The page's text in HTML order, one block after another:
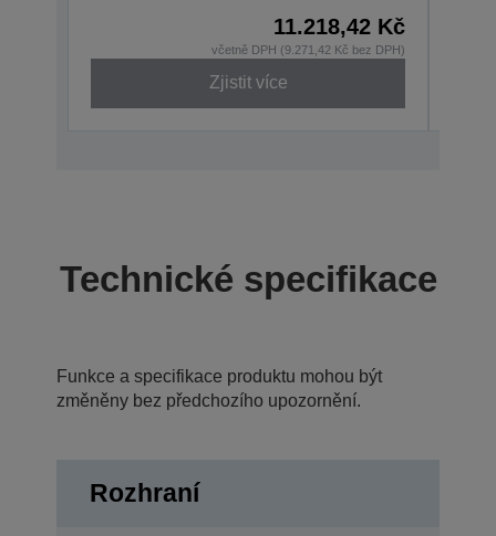
11.218,42 Kč
včetně DPH (9.271,42 Kč bez DPH)
Zjistit více
Technické specifikace
Funkce a specifikace produktu mohou být
změněny bez předchozího upozornění.
Rozhraní